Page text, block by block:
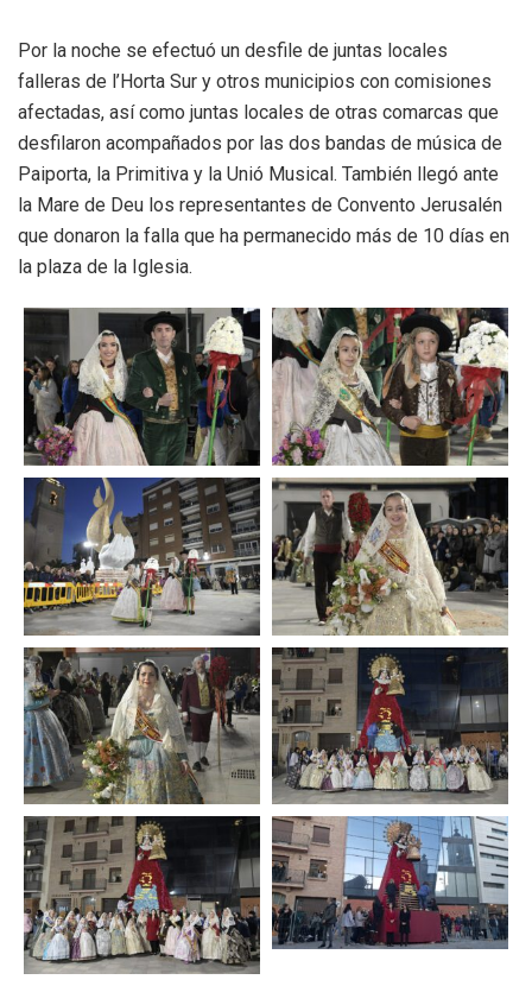
Por la noche se efectuó un desfile de juntas locales
falleras de l’Horta Sur y otros municipios con comisiones
afectadas, así como juntas locales de otras comarcas que
desfilaron acompañados por las dos bandas de música de
Paiporta, la Primitiva y la Unió Musical. También llegó ante
la Mare de Deu los representantes de Convento Jerusalén
que donaron la falla que ha permanecido más de 10 días en
la plaza de la Iglesia.